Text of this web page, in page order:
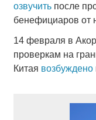
озвучитьпосле
бенефициаров от
14 февраля в
проверкам на
Китая возбуждено